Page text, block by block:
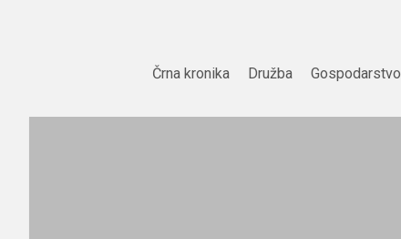
Črna kronika Družba Gospodarstvo